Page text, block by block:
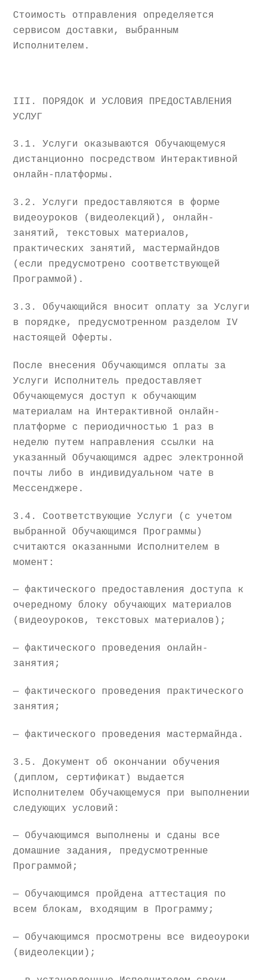
Стоимость отправления определяется
сервисом доставки, выбранным
Исполнителем.
III. ПОРЯДОК И УСЛОВИЯ ПРЕДОСТАВЛЕНИЯ
УСЛУГ
3.1. Услуги оказываются Обучающемуся
дистанционно посредством Интерактивной
онлайн-платформы.
3.2. Услуги предоставляются в форме
видеоуроков (видеолекций), онлайн-
занятий, текстовых материалов,
практических занятий, мастермайндов
(если предусмотрено соответствующей
Программой).
3.3. Обучающийся вносит оплату за Услуги
в порядке, предусмотренном разделом IV
настоящей Оферты.
После внесения Обучающимся оплаты за
Услуги Исполнитель предоставляет
Обучающемуся доступ к обучающим
материалам на Интерактивной онлайн-
платформе с периодичностью 1 раз в
неделю путем направления ссылки на
указанный Обучающимся адрес электронной
почты либо в индивидуальном чате в
Мессенджере.
3.4. Соответствующие Услуги (с учетом
выбранной Обучающимся Программы)
считаются оказанными Исполнителем в
момент:
— фактического предоставления доступа к
очередному блоку обучающих материалов
(видеоуроков, текстовых материалов);
— фактического проведения онлайн-
занятия;
— фактического проведения практического
занятия;
— фактического проведения мастермайнда.
3.5. Документ об окончании обучения
(диплом, сертификат) выдается
Исполнителем Обучающемуся при выполнении
следующих условий:
— Обучающимся выполнены и сданы все
домашние задания, предусмотренные
Программой;
— Обучающимся пройдена аттестация по
всем блокам, входящим в Программу;
— Обучающимся просмотрены все видеоуроки
(видеолекции);